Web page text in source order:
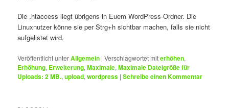
Die .htaccess liegt übrigens in Euem WordPress-Ordner. Die
Linuxnutzer könne sie per Strg+h sichtbar machen, falls sie nicht
aufgelistet wird.
Veröffentlicht unterAllgemein |Verschlagwortet miterhöhen,
Erhöhung, Erweiterung,Maximale,Maximale Dateigröße für
Uploads: 2 MB.,upload,wordpress |Schreibe einen Kommentar